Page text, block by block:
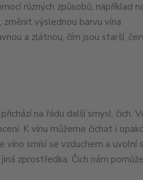
různých způsobů, například
změnit výslednou barvu vína
a zlátnou, čím jsou starší,
na řádu další smysl,
K vínu můžeme čichat i
víno smísí se vzduchem a
zprostředka. Čich nám